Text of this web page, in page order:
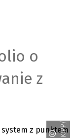
o
z
KIPP/HWR